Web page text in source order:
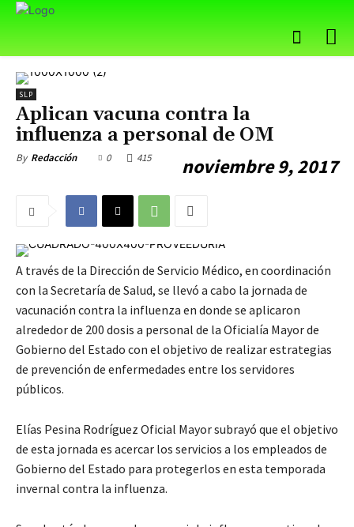
SLP
Aplican vacuna contra la
influenza a personal de OM
By Redacción noviembre 9, 2017
0 415
A través de la Dirección de Servicio Médico, en coordinación
con la Secretaría de Salud, se llevó a cabo la jornada de
vacunación contra la influenza en donde se aplicaron
alrededor de 200 dosis a personal de la Oficialía Mayor de
Gobierno del Estado con el objetivo de realizar estrategias
de prevención de enfermedades entre los servidores
públicos.
Elías Pesina Rodríguez Oficial Mayor subrayó que el objetivo
de esta jornada es acercar los servicios a los empleados de
Gobierno del Estado para protegerlos en esta temporada
invernal contra la influenza.